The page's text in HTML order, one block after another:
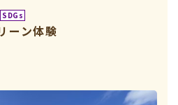
SDGs
ーン体験